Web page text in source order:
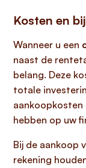
Kosten en
Wanneer u een
naast de
belang. Deze
totale
hebben op uw
Bij de aankoop
rekening